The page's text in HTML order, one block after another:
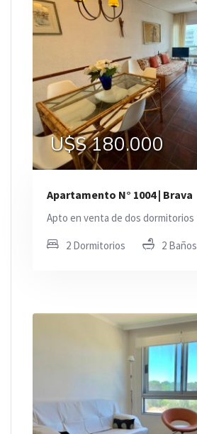
U$S 180.000
Apartamento N° 1004 | Brava
Apto en venta de dos dormitorios
2 Dormitorios 2 Baños